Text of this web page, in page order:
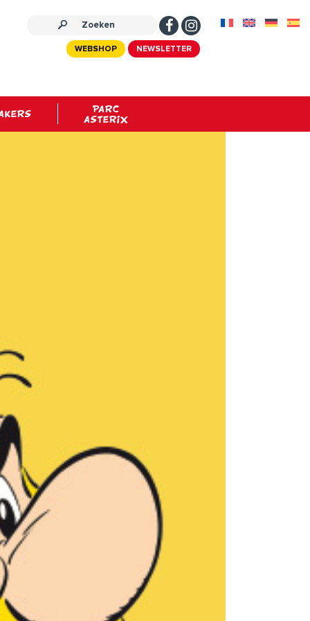
NEWSLETTER
WEBSHOP
PARC
ASTERIX